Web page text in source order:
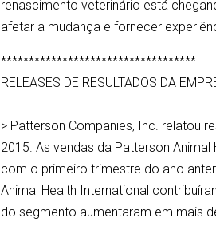
renascimento veterinário está
afetar a mudança e fornecer
***********************************
RELEASES DE RESULTADOS DA
> Patterson Companies, Inc. relatou
2015. As vendas da Patterson
com o primeiro trimestre do ano
Animal Health International
do segmento aumentaram em mais